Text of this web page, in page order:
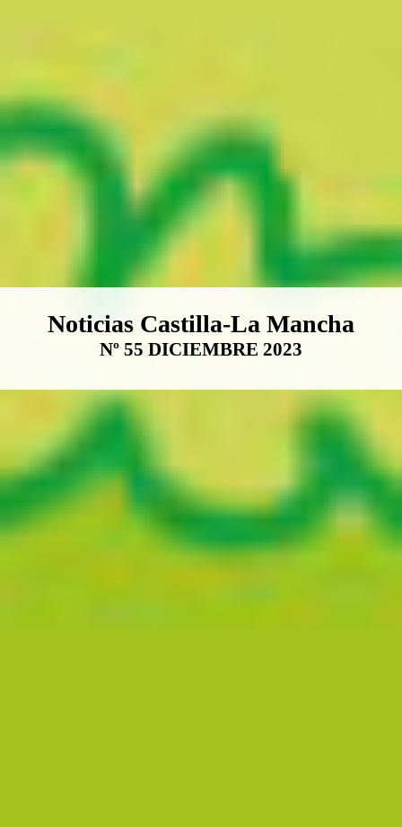
Boletín Noticias Castilla-La
Noticias Castilla-La Mancha
Nº 55 DICIEMBRE 2023